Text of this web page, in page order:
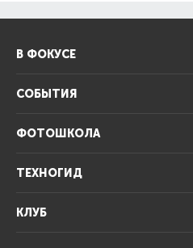
В ФОКУСЕ
СОБЫТИЯ
ФОТОШКОЛА
ТЕХНОГИД
КЛУБ